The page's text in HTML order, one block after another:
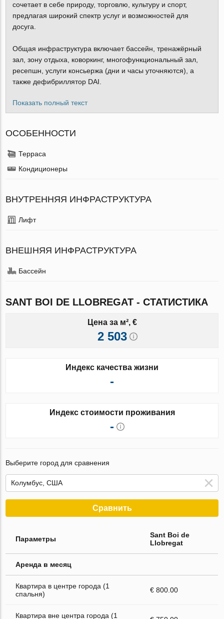
сочетает в себе природу, торговлю, культуру и спорт,
предлагая широкий спектр услуг и возможностей для
досуга.
Общая инфраструктура включает бассейн, тренажёрный
зал, зону отдыха, коворкинг, многофункциональный зал,
ресепшн, услуги консьержа (дни и часы уточняются), а
также дефибриллятор DAI.
Показать полный текст
ОСОБЕННОСТИ
Терраса
Кондиционеры
ВНУТРЕННЯЯ ИНФРАСТРУКТУРА
Лифт
ВНЕШНЯЯ ИНФРАСТРУКТУРА
Бассейн
SANT BOI DE LLOBREGAT - СТАТИСТИКА
Цена за м², €
2 503
Индекс качества жизни
-
Индекс стоимости проживания
-
Выберите город для сравнения
Сравнить
Параметры
Sant Boi de
Llobregat
Аренда в месяц
Квартира в центре города (1
спальня)
€ 800.00
Квартира вне центра города (1